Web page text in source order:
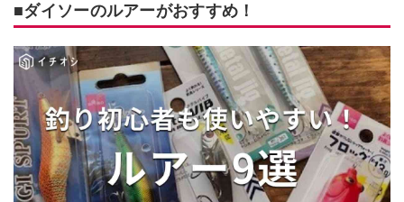
■ダイソーのルアーがおすすめ！